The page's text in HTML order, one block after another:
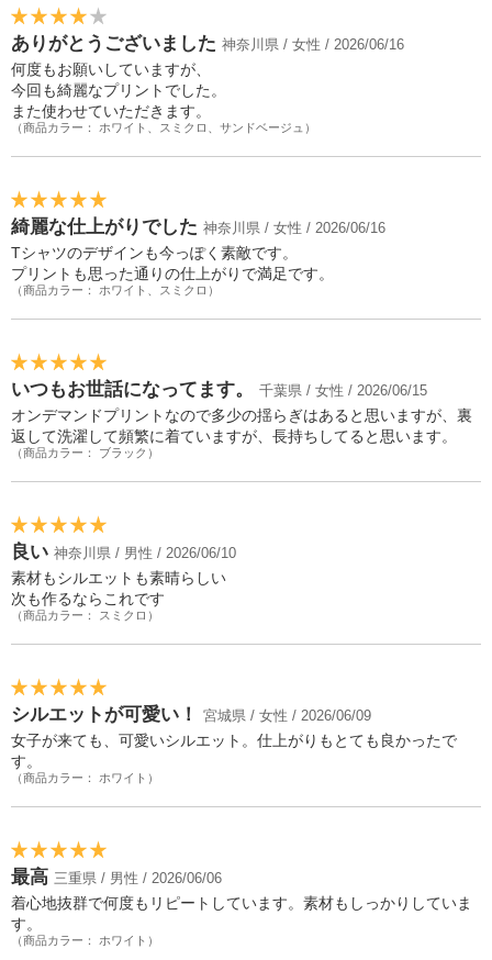
ありがとうございました 神奈川県 / 女性 / 2026/06/16
何度もお願いしていますが、
今回も綺麗なプリントでした。
また使わせていただきます。
（商品カラー： ホワイト、スミクロ、サンドベージュ）
綺麗な仕上がりでした 神奈川県 / 女性 / 2026/06/16
Tシャツのデザインも今っぽく素敵です。
プリントも思った通りの仕上がりで満足です。
（商品カラー： ホワイト、スミクロ）
いつもお世話になってます。 千葉県 / 女性 / 2026/06/15
オンデマンドプリントなので多少の揺らぎはあると思いますが、裏
返して洗濯して頻繁に着ていますが、長持ちしてると思います。
（商品カラー： ブラック）
良い 神奈川県 / 男性 / 2026/06/10
素材もシルエットも素晴らしい
次も作るならこれです
（商品カラー： スミクロ）
シルエットが可愛い！ 宮城県 / 女性 / 2026/06/09
女子が来ても、可愛いシルエット。仕上がりもとても良かったで
す。
（商品カラー： ホワイト）
最高 三重県 / 男性 / 2026/06/06
着心地抜群で何度もリピートしています。素材もしっかりしていま
す。
（商品カラー： ホワイト）